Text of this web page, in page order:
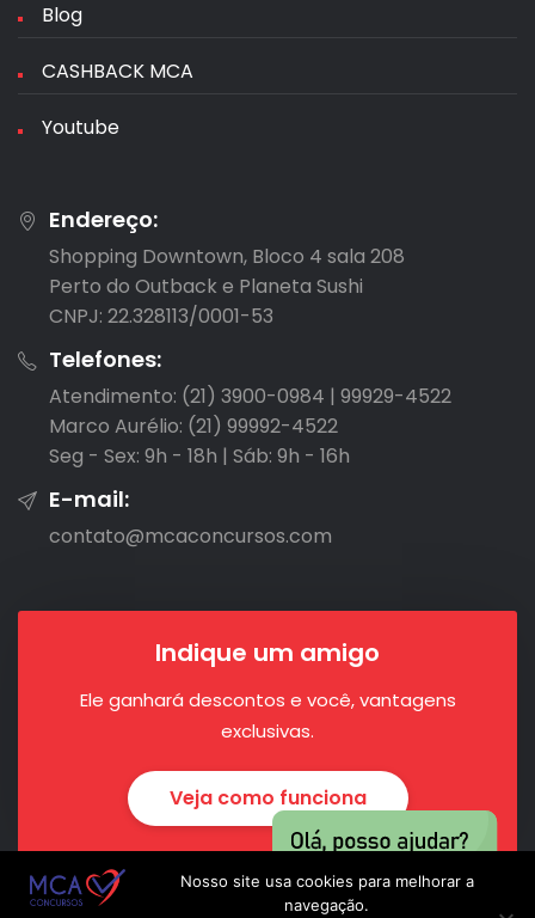
Blog
CASHBACK MCA
Youtube
Endereço:
Shopping Downtown, Bloco 4 sala 208
Perto do Outback e Planeta Sushi
CNPJ: 22.328113/0001-53
Telefones:
Atendimento: (21) 3900-0984 | 99929-4522
Marco Aurélio: (21) 99992-4522
Seg - Sex: 9h - 18h | Sáb: 9h - 16h
E-mail:
contato@mcaconcursos.com
Indique um amigo
Ele ganhará descontos e você, vantagens
exclusivas.
Veja como funciona
Nosso site usa cookies para melhorar a
navegação.